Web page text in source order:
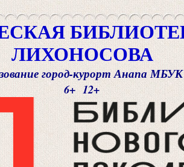
ЛИХОНОСОВА
город-курорт Анапа
6+ 12+